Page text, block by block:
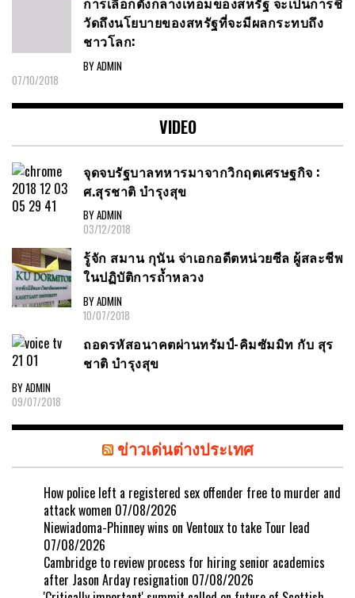
วัดถึงนโยบายของสหรัฐที่จะมีผลกระทบถึง
ชาวโลก:
BY ADMIN
07/10/2018
VIDEO
จุดจบรัฐบาลทหารมาจากวิกฤตเศรษฐกิจ :
ศ.สุรชาติ บำรุงสุข
BY ADMIN
03/12/2018
รู้จัก สมาน กุนัน จ่าเอกอดีตหน่วยซีล ผู้สละชีพ
ในปฏิบัติการถ้ำหลวง
BY ADMIN
10/07/2018
ถอดรหัสอนาคตผ่านทรัมป์-คิมซัมมิท กับ สุร
ชาติ บำรุงสุข
BY ADMIN
09/07/2018
ข่าวเด่นต่างประเทศ
How police left a registered sex offender free to murder and
attack women 07/08/2026
Niewiadoma-Phinney wins on Ventoux to take Tour lead
07/08/2026
Cambridge to review process for hiring senior academics
after Jason Arday resignation 07/08/2026